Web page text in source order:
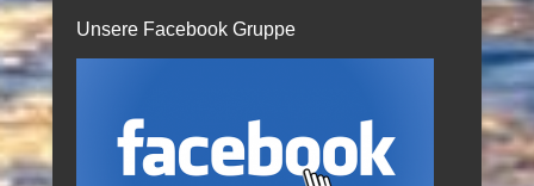
Unsere Facebook Gruppe